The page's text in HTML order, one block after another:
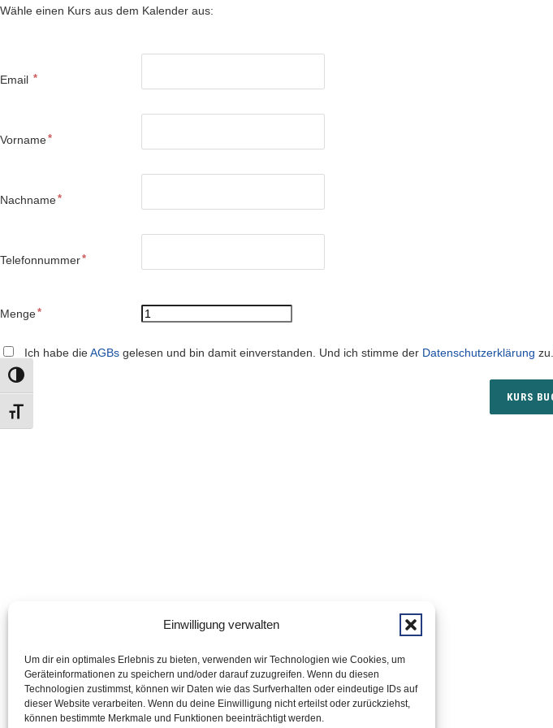
Einwilligung verwalten
Um dir ein optimales Erlebnis zu bieten, verwenden wir Technologien wie Cookies, um
Geräteinformationen zu speichern und/oder darauf zuzugreifen. Wenn du diesen
Technologien zustimmst, können wir Daten wie das Surfverhalten oder eindeutige IDs auf
dieser Website verarbeiten. Wenn du deine Einwilligung nicht erteilst oder zurückziehst,
können bestimmte Merkmale und Funktionen beeinträchtigt werden.
UMSCHALTEN AUF HOHE KONTRASTE
SCHRIFT VERGRÖSSERN
Wähle einen Kurs aus dem Kalender aus:
Email
Vorname
Nachname
Telefonnummer
Menge
Ich habe dieAGBs gelesen und bin damit einverstanden. Und ich stimme der Datenschutzerklärung zu.